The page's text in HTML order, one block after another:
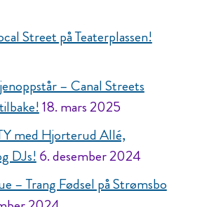
Street på Teaterplassen!
– Canal Streets
18. mars 2025
med Hjorterud Allé,
DJs! 6. desember 2024
– Trang Fødsel på Strømsbo